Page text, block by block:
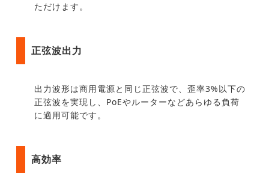
ただけます。
正弦波出力
出力波形は商用電源と同じ正弦波で、歪率3%以下の
正弦波を実現し、PoEやルーターなどあらゆる負荷
に適用可能です。
高効率